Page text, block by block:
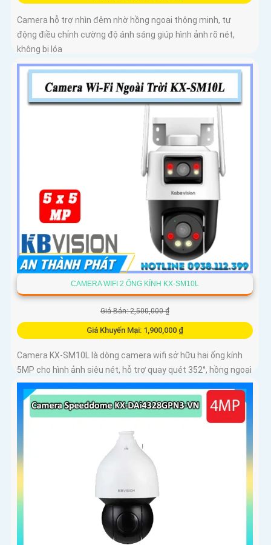
Camera hỗ trợ nhìn đêm nhờ hồng ngoại thông minh, tự
động điều chỉnh cường độ ánh sáng giúp hình ảnh rõ nét,
không bị lóa
CAMERA WIFI 2 ỐNG KÍNH KX-SM10L
Giá Bán: 2,500,000 ₫
Giá Khuyến Mại: 1,900,000 ₫
Camera KX-SM10L là dòng camera wifi sở hữu hai ống kính
5MP cho hình ảnh siêu nét, hỗ trợ quay quét 352°, hồng ngoại
50m và đèn LED ánh sáng ấm lên đến 40m